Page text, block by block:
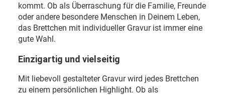
kommt. Ob als Überraschung für die Familie, Freunde
oder andere besondere Menschen in Deinem Leben,
das Brettchen mit individueller Gravur ist immer eine
gute Wahl.
Einzigartig und vielseitig
Mit liebevoll gestalteter Gravur wird jedes Brettchen
zu einem persönlichen Highlight. Ob als